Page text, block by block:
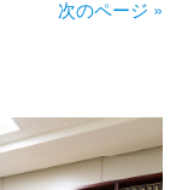
次のページ »